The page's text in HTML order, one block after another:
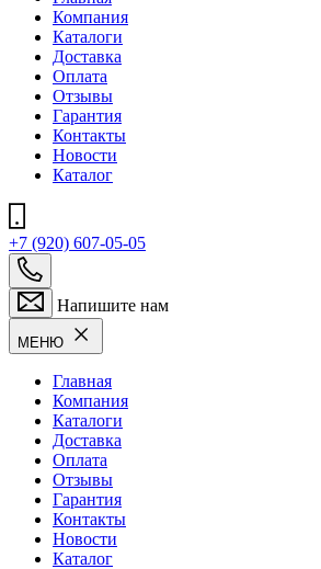
Компания
Каталоги
Доставка
Оплата
Отзывы
Гарантия
Контакты
Новости
Каталог
+7 (920) 607-05-05
Напишите нам
МЕНЮ
Главная
Компания
Каталоги
Доставка
Оплата
Отзывы
Гарантия
Контакты
Новости
Каталог